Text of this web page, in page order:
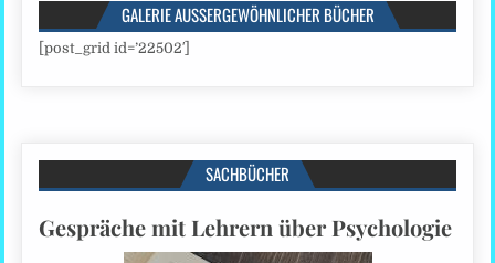
GALERIE AUSSERGEWÖHNLICHER BÜCHER
[post_grid id=’22502′]
SACHBÜCHER
Gespräche mit Lehrern über Psychologie